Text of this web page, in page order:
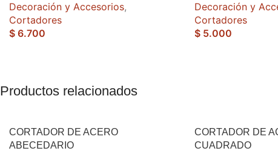
Decoración y Accesorios,
Cortadores
$ 6.700
Decoración y
Cortadores
$5.000
Productos relacionados
CORTADOR DE ACERO
ABECEDARIO
CORTADOR DE
CUADRADO